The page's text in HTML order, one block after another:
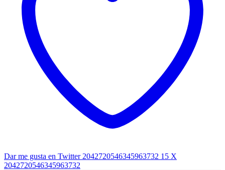
Dar me gusta en Twitter 2042720546345963732 15 X
2042720546345963732